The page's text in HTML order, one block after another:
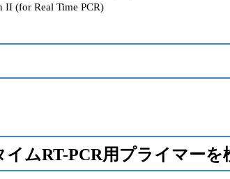
II (for Real Time PCR)
イムRT-PCR用プライマーを